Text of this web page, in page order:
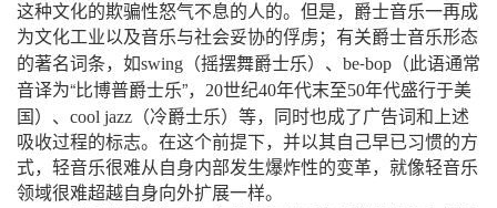
这种文化的欺骗性怒气不息的人的。但是，爵士音乐一再成
为文化工业以及音乐与社会妥协的俘虏；有关爵士音乐形态
的著名词条，如swing （摇摆舞爵士乐） 、 be-bop （此语通常
音译为“比博普爵士乐”， 20世纪40年代末至50年代盛行于美
国 ） 、 cool jazz （冷爵士乐）
等，同时也成了广告词和上述
吸收过程的标志。在这个前提下，并以其自己早已习惯的方
式，轻音乐很难从自身内部发生爆炸性的变革，就像轻音乐
领域很难超越自身向外扩展一样。